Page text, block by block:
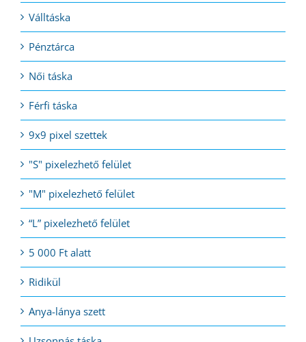
Válltáska
Pénztárca
Női táska
Férfi táska
9x9 pixel szettek
"S" pixelezhető felület
"M" pixelezhető felület
“L” pixelezhető felület
5 000 Ft alatt
Ridikül
Anya-lánya szett